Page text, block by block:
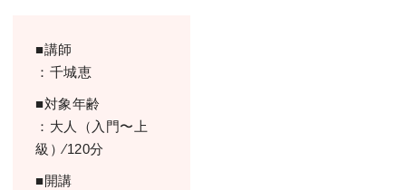
■講師
：千城恵
■対象年齢
：⼤⼈（⼊⾨〜上
級）∕120分
■開講